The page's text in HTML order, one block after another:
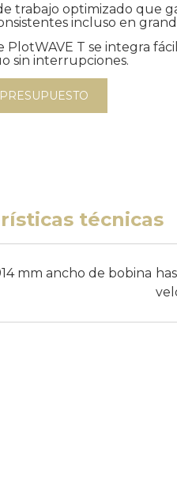
optimizado que
incluso en
T se integra
sin interrupciones.
PRESUPUESTO
técnicas
mm ancho de bobina